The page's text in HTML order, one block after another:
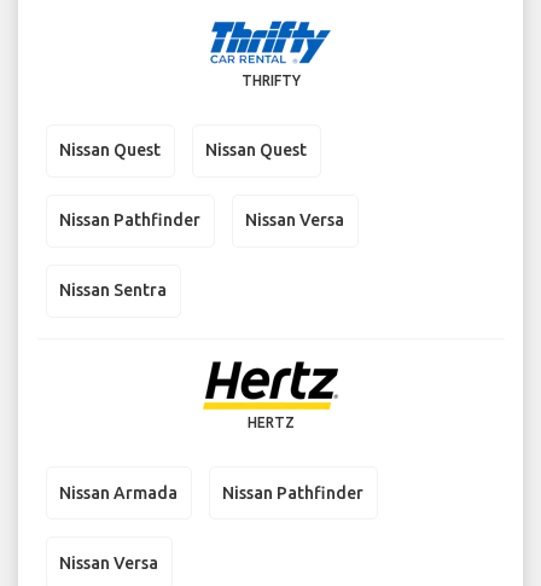
THRIFTY
Nissan Quest Nissan Quest
Nissan Pathfinder Nissan Versa
Nissan Sentra
HERTZ
Nissan Armada Nissan Pathfinder
Nissan Versa